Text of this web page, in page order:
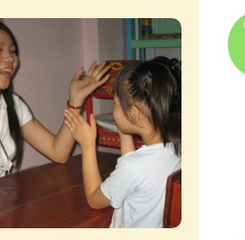
Khảo
Kế hoạch